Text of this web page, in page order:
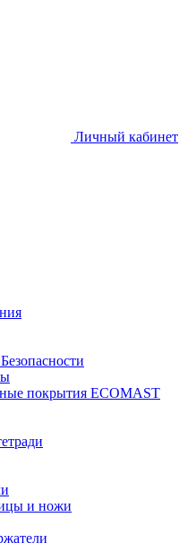
Личный кабинет
покрытия ECOMAST
и ножи